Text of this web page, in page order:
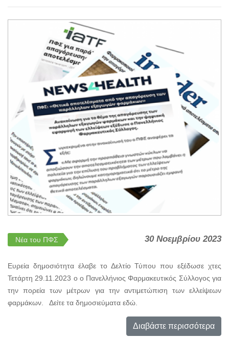
Νέα του ΠΦΣ 30 Νοεμβρίου 2023
Ευρεία δημοσιότητα έλαβε το Δελτίο Τύπου που εξέδωσε χτες
Τετάρτη 29.11.2023 ο ο Πανελλήνιος Φαρμακευτικός Σύλλογος για
την πορεία των μέτρων για την αντιμετώπιση των ελλείψεων
φαρμάκων. Δείτε τα δημοσιεύματα εδώ.
Διαβάστε περισσότερα